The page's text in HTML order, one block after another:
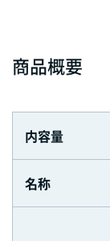
商品概要
内容量
名称